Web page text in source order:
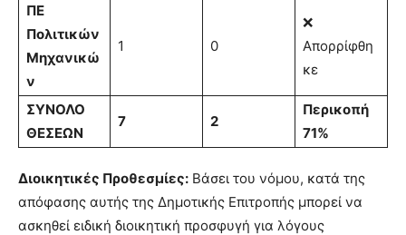
ΠΕ
Πολιτικών
Μηχανικώ
ν
1 0
❌
Απορρίφθη
κε
ΣΥΝΟΛΟ
ΘΕΣΕΩΝ
7 2
Περικοπή
71%
Διοικητικές Προθεσμίες: Βάσει του νόμου, κατά της
απόφασης αυτής της Δημοτικής Επιτροπής μπορεί να
ασκηθεί ειδική διοικητική προσφυγή για λόγους